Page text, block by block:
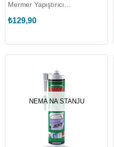
Mermer Yapıştırıcı
₺129,90
NEMA NA STANJU